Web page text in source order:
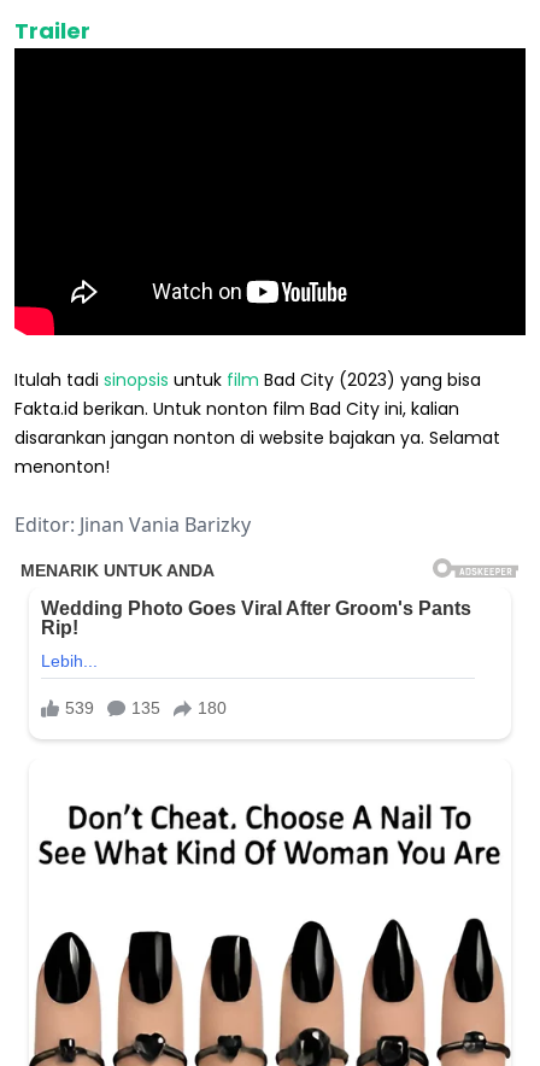
Trailer
Itulah tadi sinopsis untuk film Bad City (2023) yang bisa
Fakta.id berikan. Untuk nonton film Bad City ini, kalian
disarankan jangan nonton di website bajakan ya. Selamat
menonton!
Editor: Jinan Vania Barizky